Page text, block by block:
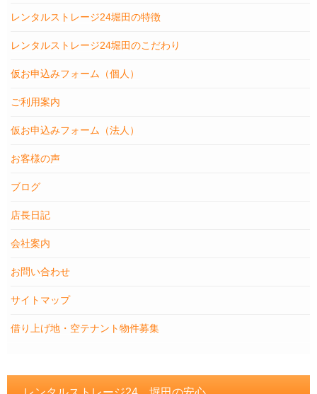
レンタルストレージ24堀田の特徴
レンタルストレージ24堀田のこだわり
仮お申込みフォーム（個人）
ご利用案内
仮お申込みフォーム（法人）
お客様の声
ブログ
店長日記
会社案内
お問い合わせ
サイトマップ
借り上げ地・空テナント物件募集